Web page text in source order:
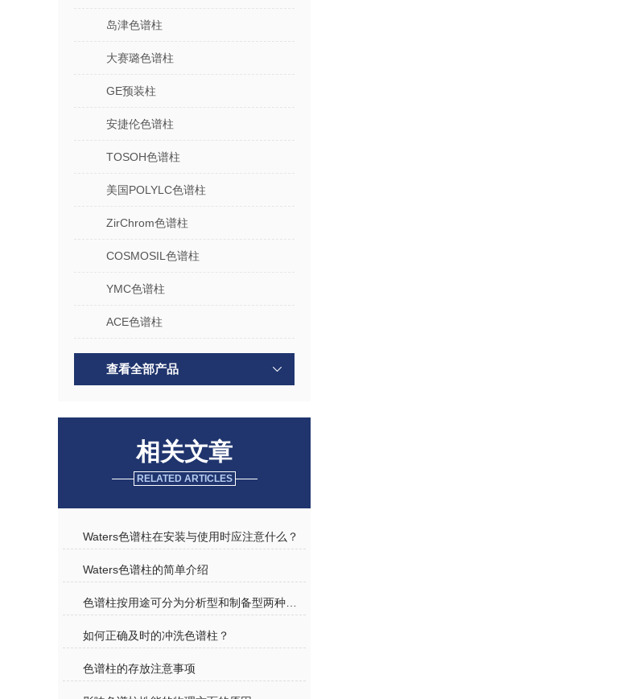
岛津色谱柱
大赛璐色谱柱
GE预装柱
安捷伦色谱柱
TOSOH色谱柱
美国POLYLC色谱柱
ZirChrom色谱柱
COSMOSIL色谱柱
YMC色谱柱
ACE色谱柱
查看全部产品
相关文章
RELATED ARTICLES
Waters色谱柱在安装与使用时应注意什么？
Waters色谱柱的简单介绍
如何正确及时的冲洗色谱柱？
色谱柱的存放注意事项